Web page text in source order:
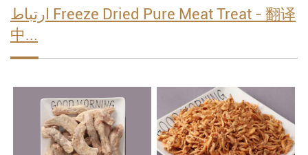
ارتباط Freeze Dried Pure Meat Treat - 翻译
中...